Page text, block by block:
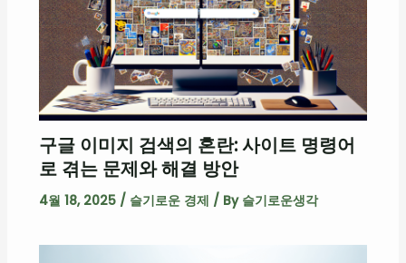
구글 이미지 검색의 혼란: 사이트 명령어
로 겪는 문제와 해결 방안
4월 18, 2025 / 슬기로운 경제 / By 슬기로운생각